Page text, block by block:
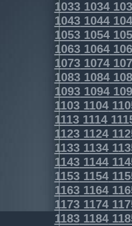
10331034
10431044
10531054
10631064
10731074
10831084
10931094
11031104
11131114
11231124
11331134
11431144
11531154
11631164
11731174
11831184